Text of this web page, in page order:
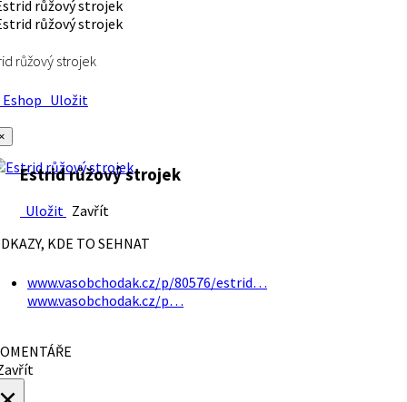
růžový strojek
Uložit
Estrid růžový strojek
Uložit Zavřít
KDE TO SEHNAT
www.vasobchodak.cz/p/80576/estrid…
www.vasobchodak.cz/p…